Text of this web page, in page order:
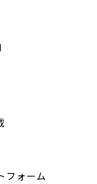
フォーム